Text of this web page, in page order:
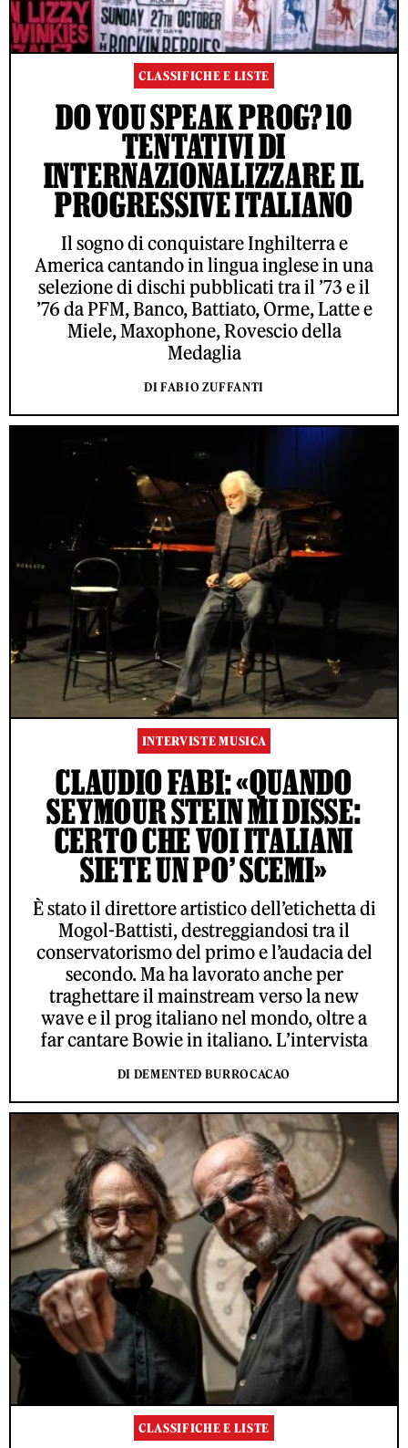
CLASSIFICHE E LISTE
DO YOU SPEAK PROG? 10
TENTATIVI DI
INTERNAZIONALIZZARE IL
PROGRESSIVE ITALIANO
Il sogno di conquistare Inghilterra e
America cantando in lingua inglese in una
selezione di dischi pubblicati tra il ’73 e il
’76 da PFM, Banco, Battiato, Orme, Latte e
Miele, Maxophone, Rovescio della
Medaglia
DI FABIO ZUFFANTI
INTERVISTE MUSICA
CLAUDIO FABI: «QUANDO
SEYMOUR STEIN MI DISSE:
CERTO CHE VOI ITALIANI
SIETE UN PO’ SCEMI»
È stato il direttore artistico dell’etichetta di
Mogol-Battisti, destreggiandosi tra il
conservatorismo del primo e l’audacia del
secondo. Ma ha lavorato anche per
traghettare il mainstream verso la new
wave e il prog italiano nel mondo, oltre a
far cantare Bowie in italiano. L’intervista
DI DEMENTED BURROCACAO
CLASSIFICHE E LISTE